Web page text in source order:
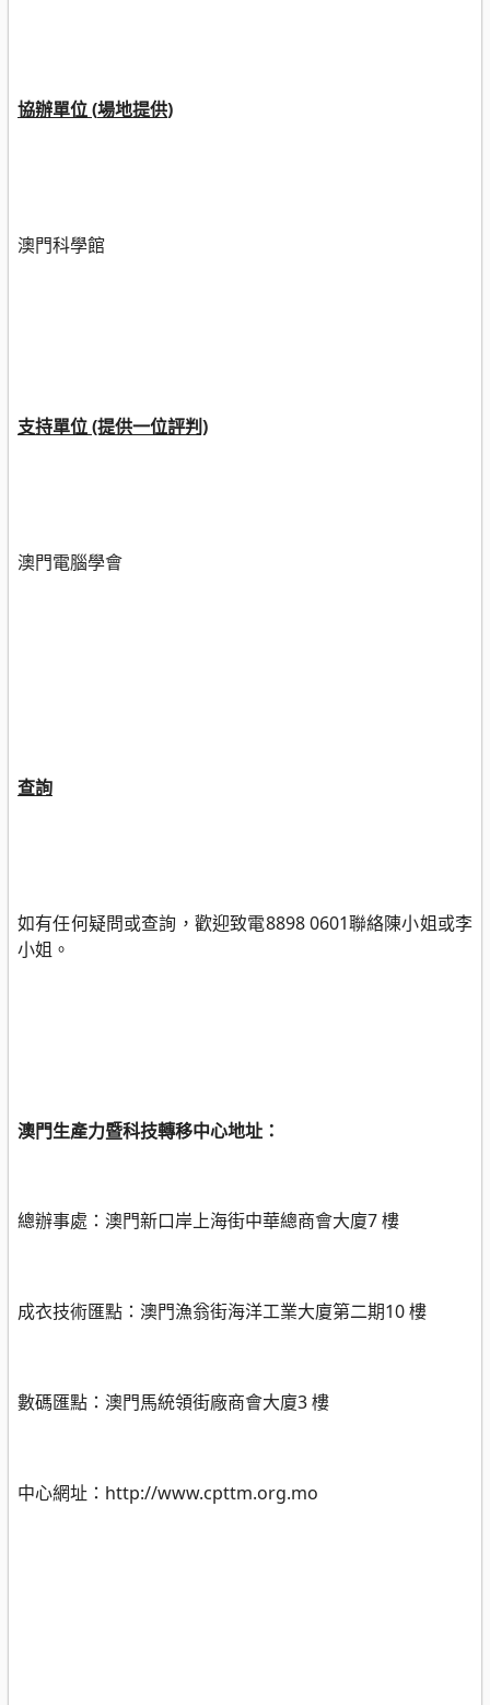
協辦單位(場地提供)
澳門科學館
支持單位 (提供一位評判)
澳門電腦學會
查詢
如有任何疑問或查詢，歡迎致電8898 0601聯絡陳小姐或李
小姐。
澳門生產力暨科技轉移中心地址：
總辦事處：澳門新口岸上海街中華總商會大廈7樓
成衣技術匯點：澳門漁翁街海洋工業大廈第二期10樓
數碼匯點：澳門馬統領街廠商會大廈3樓
中心網址： http://www.cpttm.org.mo